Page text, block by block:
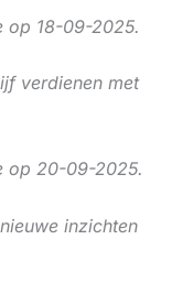
op 18-09-2025.
verdienen met
op 20-09-2025.
inzichten